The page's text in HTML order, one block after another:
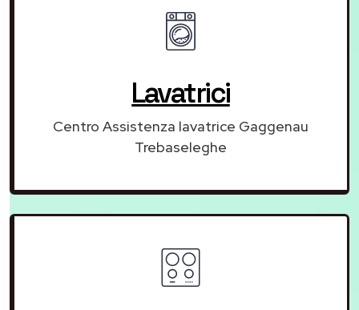
Lavatrici
Centro Assistenza lavatrice Gaggenau
Trebaseleghe